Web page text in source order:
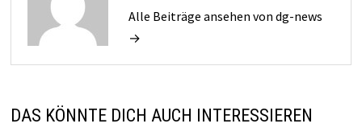
Alle Beiträge ansehen von dg-news
→
DAS KÖNNTE DICH AUCH INTERESSIEREN